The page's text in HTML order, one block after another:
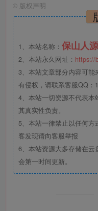
© 版权声明
1、本站名称： 保山人
2、本站永久网址： https://
3、本站文章部分内容可
有侵权，请联系客服QQ：
4、本站一切资源不代表
其真实性负责。
5、本站一律禁止以任何
客发现请向客服举报
6、本站资源大多存储在
会第一时间更新。